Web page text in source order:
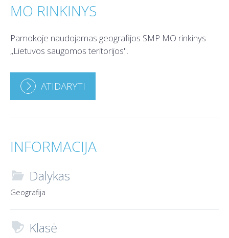
MO RINKINYS
Pamokoje naudojamas geografijos SMP MO rinkinys
„Lietuvos saugomos teritorijos".
ATIDARYTI
INFORMACIJA
 Dalykas
Geografija
 Klasė